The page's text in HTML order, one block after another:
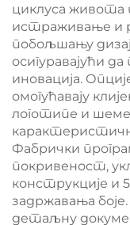
циклуса живота
истраживање и
побољшању
осигуравајући
иновација.
омогућавају
логотипе и шеме
Фабрички
покривеност,
конструкције и
задржавања
детаљну